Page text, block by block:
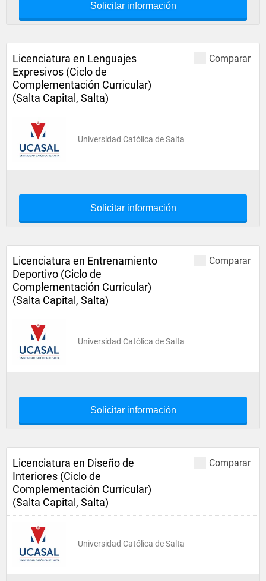
Solicitar información
Comparar
Licenciatura en Lenguajes
Expresivos (Ciclo de
Complementación Curricular)
(Salta Capital, Salta)
Universidad Católica de Salta
Solicitar información
Comparar
Licenciatura en Entrenamiento
Deportivo (Ciclo de
Complementación Curricular)
(Salta Capital, Salta)
Universidad Católica de Salta
Solicitar información
Comparar
Licenciatura en Diseño de
Interiores (Ciclo de
Complementación Curricular)
(Salta Capital, Salta)
Universidad Católica de Salta